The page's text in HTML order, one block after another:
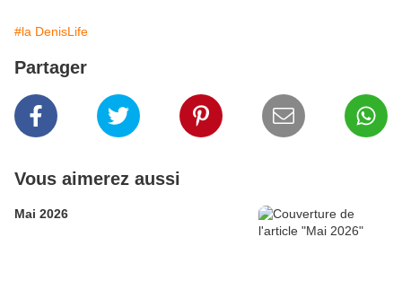
#la DenisLife
Partager
Vous aimerez aussi
Mai 2026